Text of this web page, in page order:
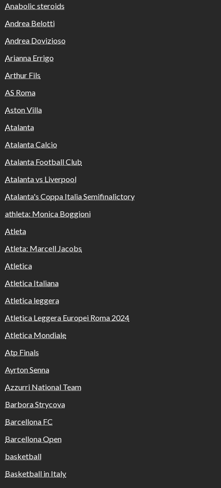
Anabolic steroids
Andrea Belotti
Andrea Dovizioso
Arianna Errigo
Arthur Fils
AS Roma
Aston Villa
Atalanta
Atalanta Calcio
Atalanta Football Club
Atalanta vs Liverpool
Atalanta's Coppa Italia Semifinalictory
athleta: Monica Boggioni
Atleta
Atleta: Marcell Jacobs
Atletica
Atletica Italiana
Atletica leggera
Atletica Leggera Europei Roma 2024
Atletica Mondiale
Atp Finals
Ayrton Senna
Azzurri National Team
Barbora Strycova
Barcellona FC
Barcellona Open
basketball
Basketball in Italy